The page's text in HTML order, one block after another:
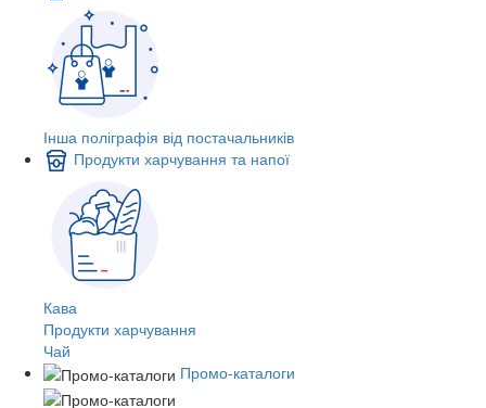
Інша поліграфія від постачальників
Продукти харчування та напої
Кава
Продукти харчування
Чай
Промо-каталоги